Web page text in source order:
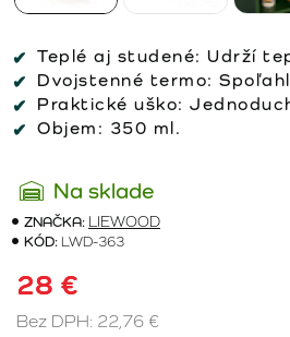
Teplé aj studené: Udrží
Dvojstenné termo:
Praktické uško:
Objem: 350 ml.
Na sklade
ZNAČKA: LIEWOOD
KÓD: LWD-363
28 €
Bez DPH: 22,76 €